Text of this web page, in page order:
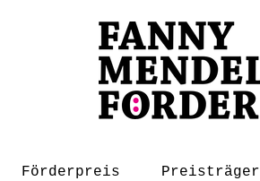
Förderpreis Preisträger